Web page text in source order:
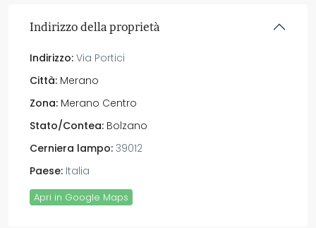
Indirizzo della proprietà
Indirizzo: Via Portici
Città: Merano
Zona: Merano Centro
Stato/Contea: Bolzano
Cerniera lampo: 39012
Paese: Italia
Apri in Google Maps